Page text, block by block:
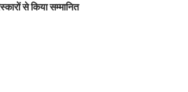
से किया सम्मानित